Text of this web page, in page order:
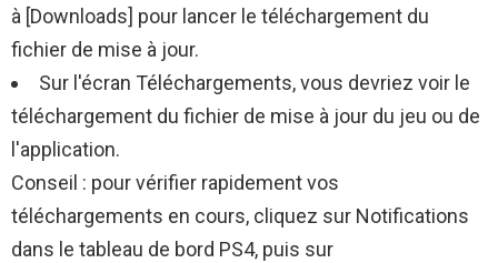
à [Downloads] pour lancer le téléchargement du
fichier de mise à jour.
Sur l'écran Téléchargements, vous devriez voir le
téléchargement du fichier de mise à jour du jeu ou de
l'application.
Conseil : pour vérifier rapidement vos
téléchargements en cours, cliquez sur Notifications
dans le tableau de bord PS4, puis sur